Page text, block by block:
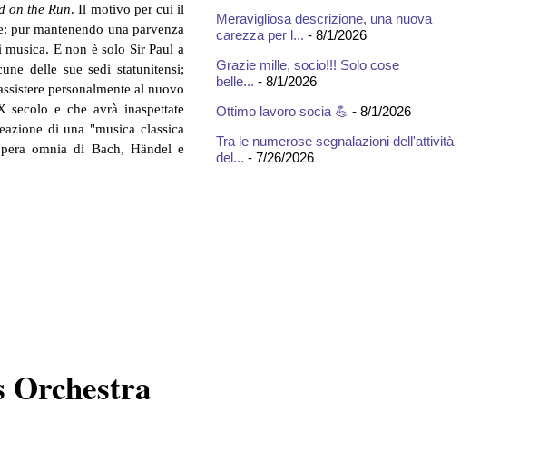
on the Run. Il motivo per cui il
pur mantenendo una parvenza
E non è solo Sir Paul a
delle sue sedi statunitensi;
personalmente al nuovo
secolo e che avrà inaspettate
di una "musica classica
omnia di Bach, Händel e
Orchestra
Meravigliosa descrizione, una nuova
carezza per l... - 8/1/2026
Grazie mille, socio!!! Solo cose
belle... - 8/1/2026
Ottimo lavoro socia 💪 - 8/1/2026
Tra le numerose segnalazioni dell'attività
del... - 7/26/2026